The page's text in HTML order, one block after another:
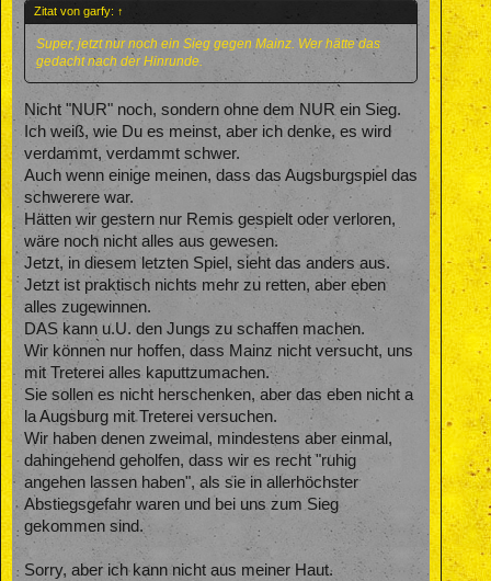
Zitat von garfy: ↑
Super, jetzt nur noch ein Sieg gegen Mainz. Wer hätte das
gedacht nach der Hinrunde.
Nicht "NUR" noch, sondern ohne dem NUR ein Sieg.
Ich weiß, wie Du es meinst, aber ich denke, es wird
verdammt, verdammt schwer.
Auch wenn einige meinen, dass das Augsburgspiel das
schwerere war.
Hätten wir gestern nur Remis gespielt oder verloren,
wäre noch nicht alles aus gewesen.
Jetzt, in diesem letzten Spiel, sieht das anders aus.
Jetzt ist praktisch nichts mehr zu retten, aber eben
alles zugewinnen.
DAS kann u.U. den Jungs zu schaffen machen.
Wir können nur hoffen, dass Mainz nicht versucht, uns
mit Treterei alles kaputtzumachen.
Sie sollen es nicht herschenken, aber das eben nicht a
la Augsburg mit Treterei versuchen.
Wir haben denen zweimal, mindestens aber einmal,
dahingehend geholfen, dass wir es recht "ruhig
angehen lassen haben", als sie in allerhöchster
Abstiegsgefahr waren und bei uns zum Sieg
gekommen sind.
Sorry, aber ich kann nicht aus meiner Haut.